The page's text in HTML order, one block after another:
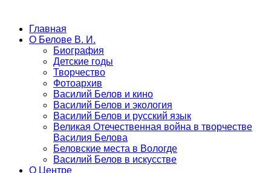
Главная
О Белове В. И.
Биография
Детские годы
Творчество
Фотоархив
Василий Белов и кино
Василий Белов и экология
Василий Белов и русский язык
Великая Отечественная война в творчестве
Василия Белова
Беловские места в Вологде
Василий Белов в искусстве
О Центре